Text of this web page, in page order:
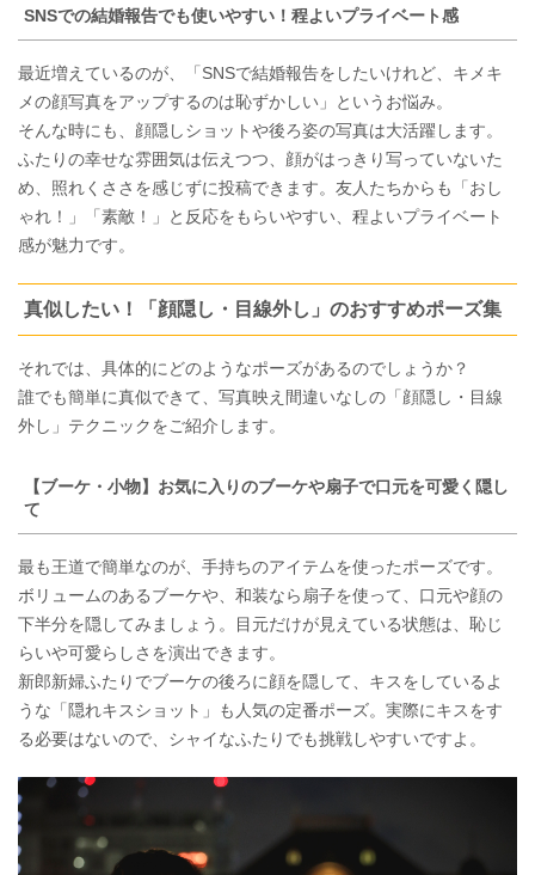
SNSでの結婚報告でも使いやすい！程よいプライベート感
最近増えているのが、「SNSで結婚報告をしたいけれど、キメキ
メの顔写真をアップするのは恥ずかしい」というお悩み。
そんな時にも、顔隠しショットや後ろ姿の写真は大活躍します。
ふたりの幸せな雰囲気は伝えつつ、顔がはっきり写っていないた
め、照れくささを感じずに投稿できます。友人たちからも「おし
ゃれ！」「素敵！」と反応をもらいやすい、程よいプライベート
感が魅力です。
真似したい！「顔隠し・目線外し」のおすすめポーズ集
それでは、具体的にどのようなポーズがあるのでしょうか？
誰でも簡単に真似できて、写真映え間違いなしの「顔隠し・目線
外し」テクニックをご紹介します。
【ブーケ・小物】お気に入りのブーケや扇子で口元を可愛く隠し
て
最も王道で簡単なのが、手持ちのアイテムを使ったポーズです。
ボリュームのあるブーケや、和装なら扇子を使って、口元や顔の
下半分を隠してみましょう。目元だけが見えている状態は、恥じ
らいや可愛らしさを演出できます。
新郎新婦ふたりでブーケの後ろに顔を隠して、キスをしているよ
うな「隠れキスショット」も人気の定番ポーズ。実際にキスをす
る必要はないので、シャイなふたりでも挑戦しやすいですよ。